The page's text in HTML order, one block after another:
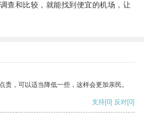
和比较，就能找到便宜的机场，让
贵，可以适当降低一些，这样会更加亲民。
支持[0] 反对[0]